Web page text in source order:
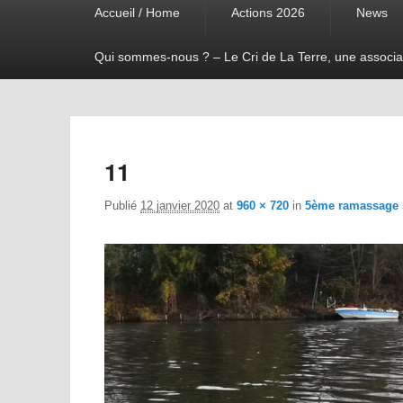
Accueil / Home Actions 2026 News
Qui sommes-nous ? – Le Cri de La Terre, une
11
Publié 12 janvier 2020 at 960 × 720 in 5ème